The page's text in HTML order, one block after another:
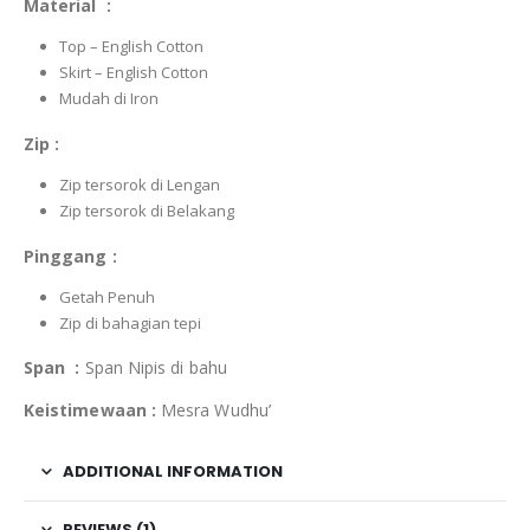
Material :
Top – English Cotton
Skirt – English Cotton
Mudah di Iron
Zip :
Zip tersorok di Lengan
Zip tersorok di Belakang
Pinggang :
Getah Penuh
Zip di bahagian tepi
Span : Span Nipis di bahu
Keistimewaan : Mesra Wudhu’
ADDITIONAL INFORMATION